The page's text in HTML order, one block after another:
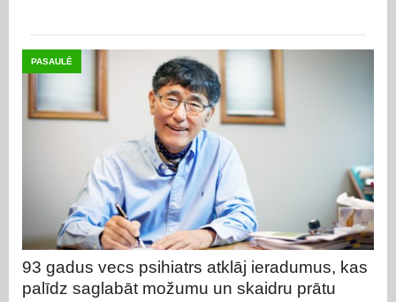
PASAULĒ
93 gadus vecs psihiatrs atklāj ieradumus, kas
palīdz saglabāt možumu un skaidru prātu